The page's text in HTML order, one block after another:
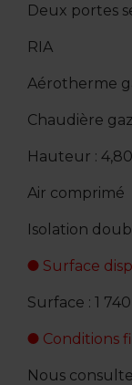
Deux portes
RIA
Aérotherme
Chaudière gaz
Hauteur :
Air comprimé
Isolation
Surface
Surface : 1
Conditions
Nous